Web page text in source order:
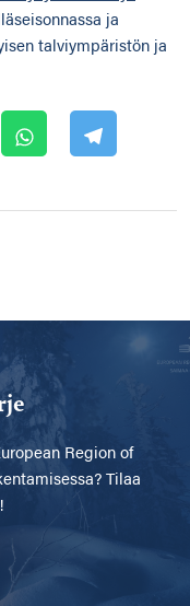
ja
talviympäristön ja
Region of
Tilaa